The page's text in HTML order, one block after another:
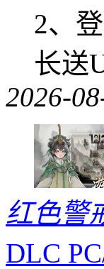
2、
长送
2026-
红色警
DLC